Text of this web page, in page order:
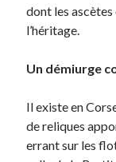
dont les
l’héritage.
Un démiurge
Il existe en
de reliques
errant sur les